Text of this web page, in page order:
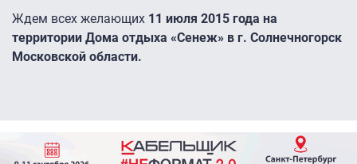
Ждем всех желающих 11 июля 2015 года на
территории Дома отдыха «Сенеж» в г. Солнечногорск
Московской области.